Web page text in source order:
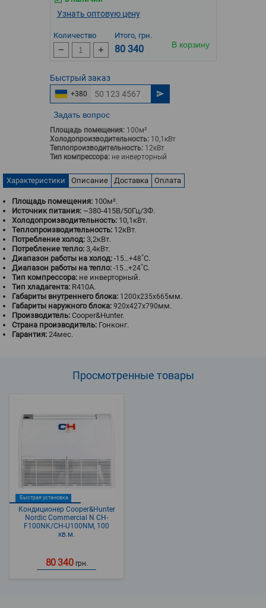
Узнать оптовую цену
Количество Итого, грн.
80 340 В корзину
Быстрый заказ
+380
Задать вопрос
Площадь помещения:100м²
Холодопроизводительность:10,1кВт
Теплопроизводительность:12кВт
Тип компрессора:не инверторный
Характеристики Описание Доставка Оплата
Площадь помещения: 100м².
Источник питания: ~380-415В/50Гц/3Ф.
Холодопроизводительность: 10,1кВт.
Теплопроизводительность: 12кВт.
Потребление холод: 3,2кВт.
Потребление тепло: 3,4кВт.
Диапазон работы на холод: -15…+48˚С.
Диапазон работы на тепло: -15…+24˚С.
Тип компрессора: не инверторный.
Тип хладагента: R410A.
Габариты внутреннего блока: 1200x235x665мм.
Габариты наружного блока: 920x427x790мм.
Производитель: Cooper&Hunter.
Страна производитель: Гонконг.
Гарантия: 24мес.
Просмотренные товары
Быстрая установка
Кондиционер Cooper&Hunter
Nordic Commercial N CH-
F100NK/CH-U100NM, 100
кв.м.
80 340 грн.